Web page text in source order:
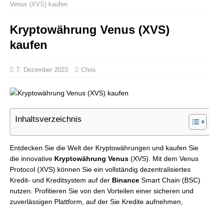
Venus (XVS) kaufen
Kryptowährung Venus (XVS)
kaufen
7. Dezember 2023 Chris
Inhaltsverzeichnis
Entdecken Sie die Welt der Kryptowährungen und kaufen Sie
die innovative Kryptowährung Venus (XVS). Mit dem Venus
Protocol (XVS) können Sie ein vollständig dezentralisiertes
Kredit- und Kreditsystem auf der Binance Smart Chain (BSC)
nutzen. Profitieren Sie von den Vorteilen einer sicheren und
zuverlässigen Plattform, auf der Sie Kredite aufnehmen,